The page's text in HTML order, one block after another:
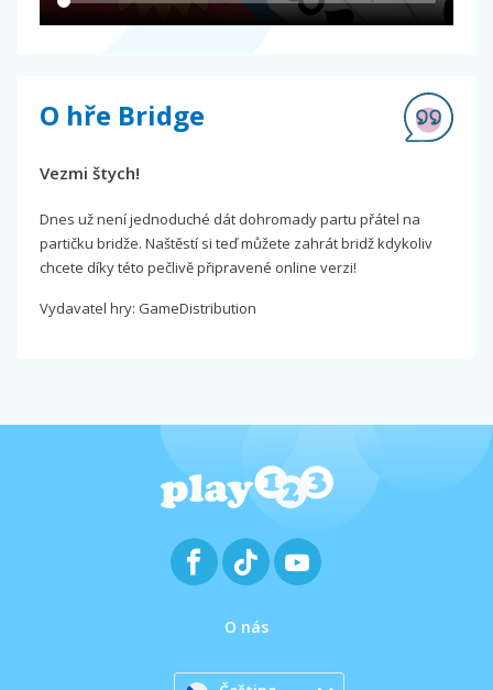
O hře Bridge
Vezmi štych!
Dnes už není jednoduché dát dohromady partu přátel na
partičku bridže. Naštěstí si teď můžete zahrát bridž kdykoliv
chcete díky této pečlivě připravené online verzi!
Vydavatel hry: GameDistribution
O nás